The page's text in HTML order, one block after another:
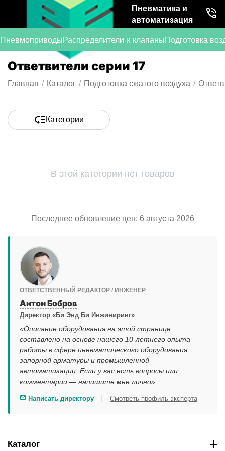
Пневматика и
автоматизация
ПневмоприводыРаспределители и клапаныПодготовка
Ответвители серии 17
Главная / Каталог / Подготовка сжатого воздуха /
Категории
В этой категории нет товаров
Последнее обновление цен: 6 августа 2026
ОТВЕТСТВЕННЫЙ РЕДАКТОР / ИНЖЕНЕР
Антон Бобров
Директор «Би Энд Би Инжиниринг»
«Описание оборудования на этой странице
составлено на основе нашего 10-летнего опыта
работы в сфере пневматического оборудования,
запорной арматуры и промышленной
автоматизации. Если у вас есть вопросы или
комментарии — напишите мне лично».
Написать директору Смотреть профиль эксперта
Каталог